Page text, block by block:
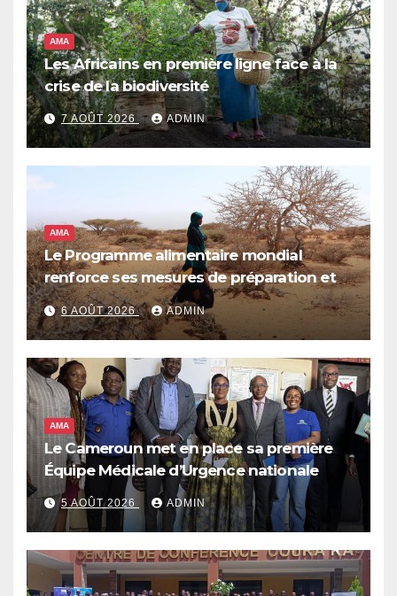
AMA
Les Africains en première ligne face à la
crise de la biodiversité
7 AOÛT 2026 ADMIN
AMA
Le Programme alimentaire mondial
renforce ses mesures de préparation et
de réponse face à la menace d’El Niño,
qui pourrait plonger des dizaines de
millions de personnes dans l’insécurité
alimentaire aiguë
6 AOÛT 2026 ADMIN
AMA
Le Cameroun met en place sa première
Équipe Médicale d’Urgence nationale
5 AOÛT 2026 ADMIN